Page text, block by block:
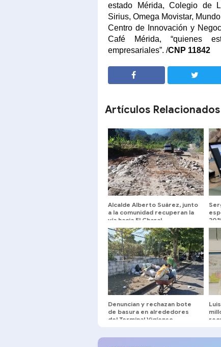
estado Mérida, Colegio de
Sirius, Omega Movistar,
Centro de Innovación y
Café Mérida, “quienes
empresariales”. /CNP 11842
Artículos Relacionados
Alcalde Alberto Suárez, junto
a la comunidad recuperan la
vía hacia El Charal
de
Denuncian y rechazan bote
de basura en alrededores
del Terminal Vigíense